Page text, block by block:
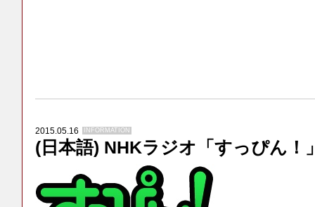
2015.05.16 INFORMATION
(日本語) NHKラジオ「すっぴん！